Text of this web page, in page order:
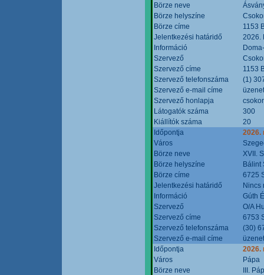
Börze neve
Börze helyszíne
Börze címe
1153
Jelentkezési határidő
2026.
Információ
Szervező
Szervező címe
1153
Szervező telefonszáma
(1)
Szervező e-mail címe
Szervező honlapja
Látogatók száma
300
Kiállítók száma
20
Időpontja
2026.
Város
Börze neve
XVII.
Börze helyszíne
Bálint
Börze címe
6725
Jelentkezési határidő
Nincs
Információ
Gúth
Szervező
O/A
Szervező címe
6753
Szervező telefonszáma
(30)
Szervező e-mail címe
Időpontja
2026.
Város
Pápa
Börze neve
III.